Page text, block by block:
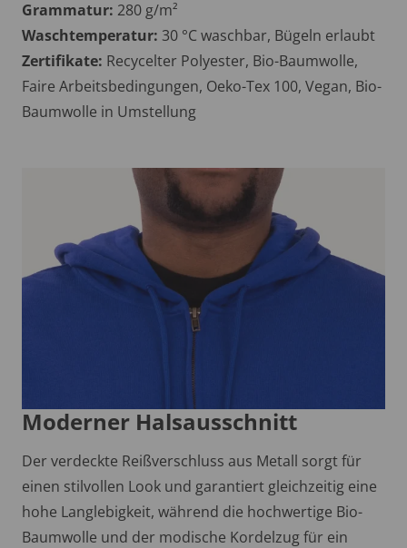
Grammatur: 280 g/m²
Waschtemperatur: 30 °C waschbar, Bügeln erlaubt
Zertifikate: Recycelter Polyester, Bio-Baumwolle,
Faire Arbeitsbedingungen, Oeko-Tex 100, Vegan, Bio-
Baumwolle in Umstellung
Moderner Halsausschnitt
Der verdeckte Reißverschluss aus Metall sorgt für
einen stilvollen Look und garantiert gleichzeitig eine
hohe Langlebigkeit, während die hochwertige Bio-
Baumwolle und der modische Kordelzug für ein